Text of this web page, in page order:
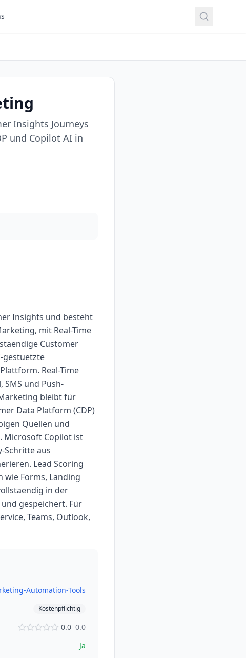
Insights Journeys
und Copilot AI in
Insights und besteht
mit Real-Time
Customer
gestuetzte
Real-Time
und Push-
bleibt für
Data Platform (CDP)
Quellen und
Microsoft Copilot ist
Schritte aus
Lead Scoring
Forms, Landing
in der
gespeichert. Für
Teams, Outlook,
Automation-Tools
Kostenpflichtig
0.0 0.0
Ja